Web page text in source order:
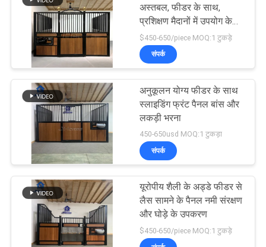
मवेशी यार्ड पैनल
57
मवेशी रैंप लोड हो रही है
अस्तबल, फीडर के साथ,
प्रशिक्षण मैदानों में उपयोग के
लिए मजबूत और सांस लेने योग्य
$450-650/piece MOQ:1 टुकड़े
संपर्क
अनुकूलन योग्य फीडर के साथ
स्लाइडिंग फ्रंट पैनल बांस और
लकड़ी भरना
450-650usd MOQ:1 टुकड़ा
संपर्क
यूरोपीय शैली के अड्डे फीडर से
लैस सामने के पैनल नमी संरक्षण
और घोड़े के उपकरण
$450-650/piece MOQ:1 टुकड़े